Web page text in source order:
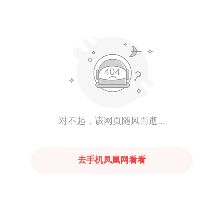
对不起，该网页随风而逝...
去手机凤凰网看看